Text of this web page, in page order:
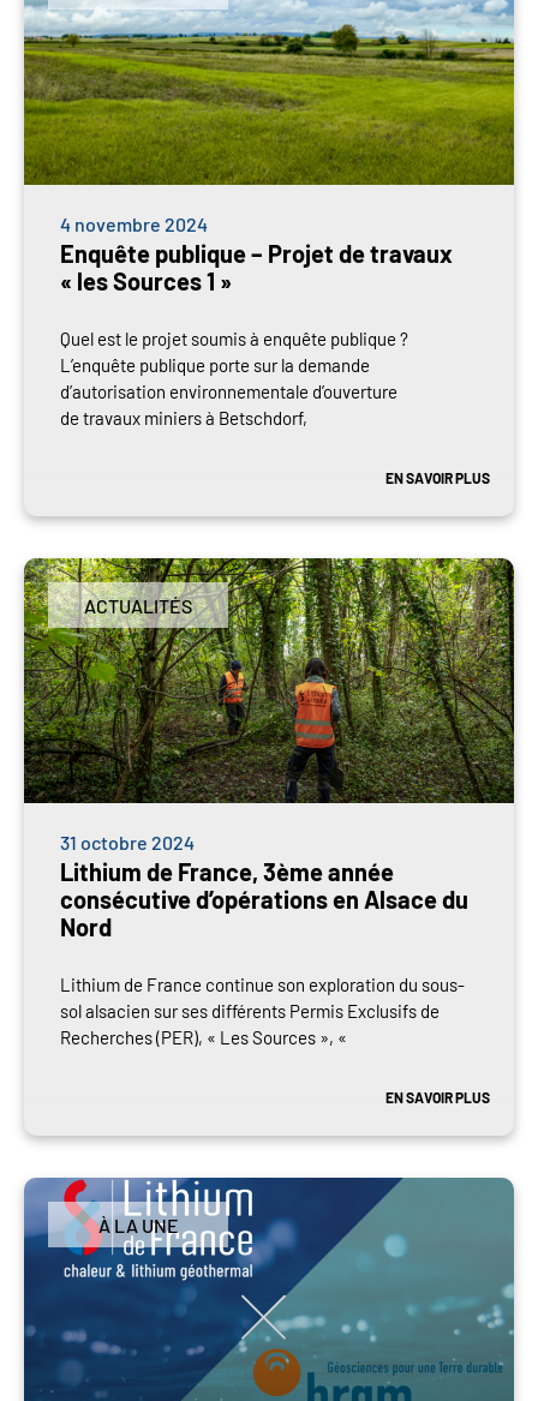
4 novembre 2024
Enquête publique – Projet de travaux
« les Sources 1 »
Quel est le projet soumis à enquête publique ?
L’enquête publique porte sur la demande
d’autorisation environnementale d’ouverture
de travaux miniers à Betschdorf,
EN SAVOIR PLUS
ACTUALITÉS
31 octobre 2024
Lithium de France, 3ème année
consécutive d’opérations en Alsace du
Nord
Lithium de France continue son exploration du sous-
sol alsacien sur ses différents Permis Exclusifs de
Recherches (PER), « Les Sources », «
EN SAVOIR PLUS
À LA UNE